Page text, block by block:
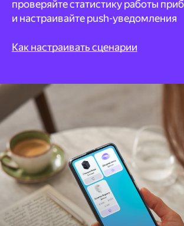
проверяйте статистику работы
и настраивайте push-уведомления
Как настраивать сценарии